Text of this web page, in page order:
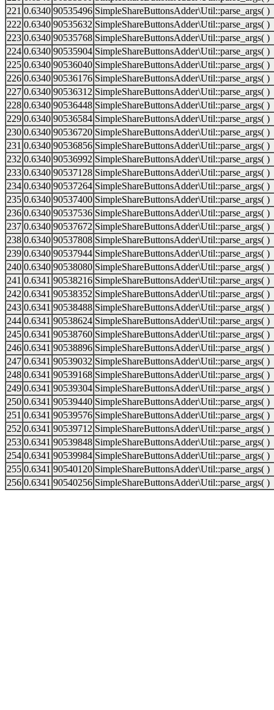
221 0.6340 90535496 SimpleShareButtonsAdder\Util::parse_args( )
222 0.6340 90535632 SimpleShareButtonsAdder\Util::parse_args( )
223 0.6340 90535768 SimpleShareButtonsAdder\Util::parse_args( )
224 0.6340 90535904 SimpleShareButtonsAdder\Util::parse_args( )
225 0.6340 90536040 SimpleShareButtonsAdder\Util::parse_args( )
226 0.6340 90536176 SimpleShareButtonsAdder\Util::parse_args( )
227 0.6340 90536312 SimpleShareButtonsAdder\Util::parse_args( )
228 0.6340 90536448 SimpleShareButtonsAdder\Util::parse_args( )
229 0.6340 90536584 SimpleShareButtonsAdder\Util::parse_args( )
230 0.6340 90536720 SimpleShareButtonsAdder\Util::parse_args( )
231 0.6340 90536856 SimpleShareButtonsAdder\Util::parse_args( )
232 0.6340 90536992 SimpleShareButtonsAdder\Util::parse_args( )
233 0.6340 90537128 SimpleShareButtonsAdder\Util::parse_args( )
234 0.6340 90537264 SimpleShareButtonsAdder\Util::parse_args( )
235 0.6340 90537400 SimpleShareButtonsAdder\Util::parse_args( )
236 0.6340 90537536 SimpleShareButtonsAdder\Util::parse_args( )
237 0.6340 90537672 SimpleShareButtonsAdder\Util::parse_args( )
238 0.6340 90537808 SimpleShareButtonsAdder\Util::parse_args( )
239 0.6340 90537944 SimpleShareButtonsAdder\Util::parse_args( )
240 0.6340 90538080 SimpleShareButtonsAdder\Util::parse_args( )
241 0.6341 90538216 SimpleShareButtonsAdder\Util::parse_args( )
242 0.6341 90538352 SimpleShareButtonsAdder\Util::parse_args( )
243 0.6341 90538488 SimpleShareButtonsAdder\Util::parse_args( )
244 0.6341 90538624 SimpleShareButtonsAdder\Util::parse_args( )
245 0.6341 90538760 SimpleShareButtonsAdder\Util::parse_args( )
246 0.6341 90538896 SimpleShareButtonsAdder\Util::parse_args( )
247 0.6341 90539032 SimpleShareButtonsAdder\Util::parse_args( )
248 0.6341 90539168 SimpleShareButtonsAdder\Util::parse_args( )
249 0.6341 90539304 SimpleShareButtonsAdder\Util::parse_args( )
250 0.6341 90539440 SimpleShareButtonsAdder\Util::parse_args( )
251 0.6341 90539576 SimpleShareButtonsAdder\Util::parse_args( )
252 0.6341 90539712 SimpleShareButtonsAdder\Util::parse_args( )
253 0.6341 90539848 SimpleShareButtonsAdder\Util::parse_args( )
254 0.6341 90539984 SimpleShareButtonsAdder\Util::parse_args( )
255 0.6341 90540120 SimpleShareButtonsAdder\Util::parse_args( )
256 0.6341 90540256 SimpleShareButtonsAdder\Util::parse_args( )